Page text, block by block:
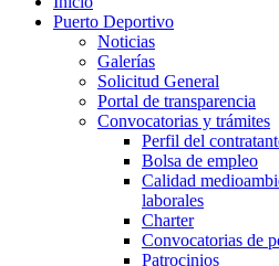
Puerto Deportivo
Noticias
Galerías
Solicitud General
Portal de transparencia
Convocatorias y trámites
Perfil del
Bolsa de empleo
Calidad
laborales
Charter
Convocatorias de
Patrocinios